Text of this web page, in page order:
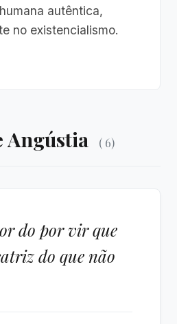
autêntica,
no existencialismo.
Angústia ( 6)
do por vir que
do que não